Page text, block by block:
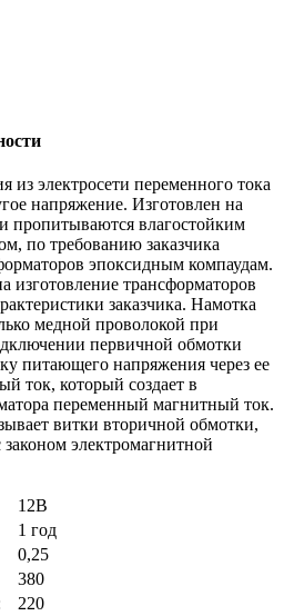
электросети переменного тока
напряжение. Изготовлен на
пропитываются влагостойким
по требованию заказчика
эпоксидным компаудам.
изготовление трансформаторов
заказчика. Намотка
медной проволокой при
первичной обмотки
питающего напряжения через ее
ток, который создает в
переменный магнитный ток.
витки вторичной обмотки,
электромагнитной
12В
1 год
0,25
380
220